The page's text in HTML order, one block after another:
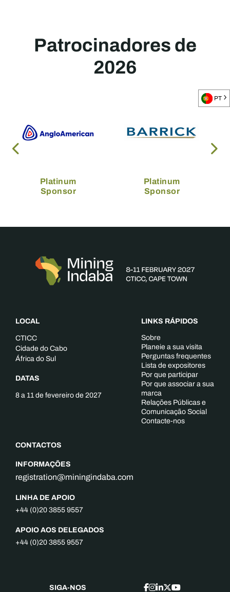
Patrocinadores de
2026
Platinum
Sponsor
Platinum
Sponsor
LOCAL
CTICC
Cidade do Cabo
África do Sul
DATAS
8 a 11 de fevereiro de 2027
CONTACTOS
INFORMAÇÕES
registration@miningindaba.com
LINHA DE APOIO
+44 (0)20 3855 9557
APOIO AOS DELEGADOS
+44 (0)20 3855 9557
LINKS RÁPIDOS
Sobre
Planeie a sua visita
Perguntas frequentes
Lista de expositores
Por que participar
Por que associar a sua
marca
Relações Públicas e
Comunicação Social
Contacte-nos
SIGA-NOS
PT